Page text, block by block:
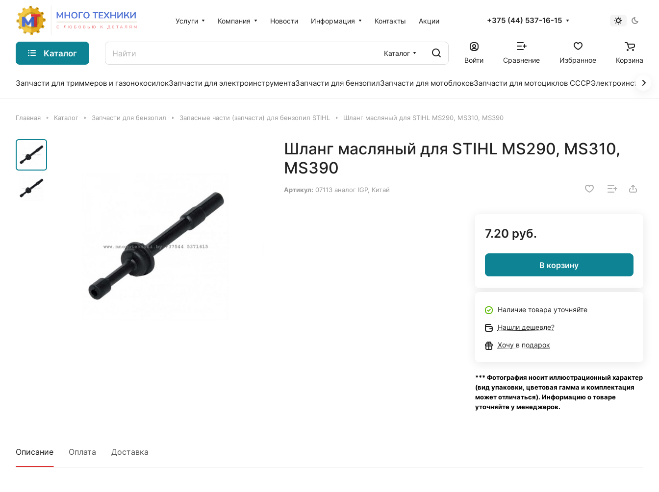
Услуги Компания Новости Информация Контакты Акции +375 (44) 537-16-15
Каталог
Каталог
Войти
Сравнение Избранное Корзина
Запчасти для триммеров и газонокосилокЗапчасти для электроинструментаЗапчасти для бензопилЗапчасти для мотоблоковЗапчасти для мотоциклов СССР
Главная Каталог Запчасти для бензопил Запасные части (запчасти) для бензопил STIHL Шланг масляный для STIHL MS290, MS310, MS390
Шланг масляный для STIHL MS290, MS310,
MS390
Артикул: 07113 аналог IGP, Китай
7.20 руб.
В корзину
Наличие товара уточняйте
Нашли дешевле?
Хочу в подарок
*** Фотография носит иллюстрационный характер
(вид упаковки, цветовая гамма и комплектация
может отличаться). Информацию о товаре
уточняйте у менеджеров.
Описание Оплата Доставка